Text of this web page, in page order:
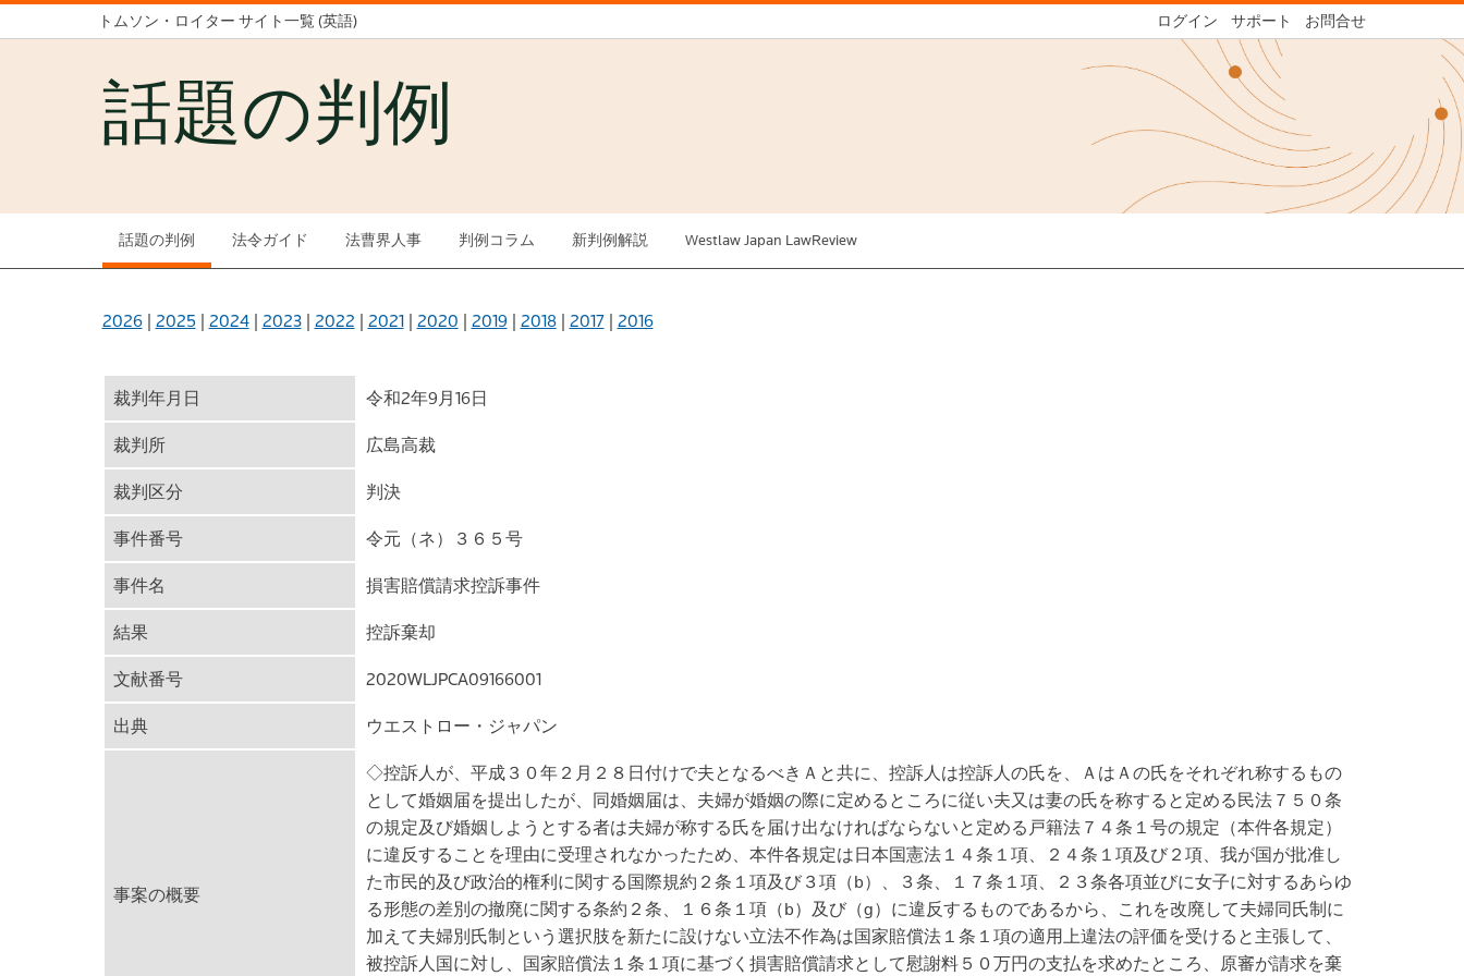
トムソン・ロイター サイト一覧 (英語) ログイン サポート お問合せ
話題の判例
話題の判例 法令ガイド 法曹界人事 判例コラム 新判例解説 Westlaw Japan LawReview
2026| 2025| 2024| 2023| 2022 | 2021| 2020 | 2019 | 2018| 2017| 2016
裁判年月日 令和2年9月16日
裁判所 広島高裁
裁判区分 判決
事件番号 令元（ネ）３６５号
事件名 損害賠償請求控訴事件
結果 控訴棄却
文献番号 2020WLJPCA09166001
出典 ウエストロー・ジャパン
事案の概要
◇控訴人が、平成３０年２月２８日付けで夫となるべきＡと共に、控訴人は控訴人の氏を、ＡはＡの氏をそれぞれ称するもの
として婚姻届を提出したが、同婚姻届は、夫婦が婚姻の際に定めるところに従い夫又は妻の氏を称すると定める民法７５０条
の規定及び婚姻しようとする者は夫婦が称する氏を届け出なければならないと定める戸籍法７４条１号の規定（本件各規定）
に違反することを理由に受理されなかったため、本件各規定は日本国憲法１４条１項、２４条１項及び２項、我が国が批准し
た市民的及び政治的権利に関する国際規約２条１項及び３項（b）、３条、１７条１項、２３条各項並びに女子に対するあらゆ
る形態の差別の撤廃に関する条約２条、１６条１項（b）及び（g）に違反するものであるから、これを改廃して夫婦同氏制に
加えて夫婦別氏制という選択肢を新たに設けない立法不作為は国家賠償法１条１項の適用上違法の評価を受けると主張して、
被控訴人国に対し、国家賠償法１条１項に基づく損害賠償請求として慰謝料５０万円の支払を求めたところ、原審が請求を棄